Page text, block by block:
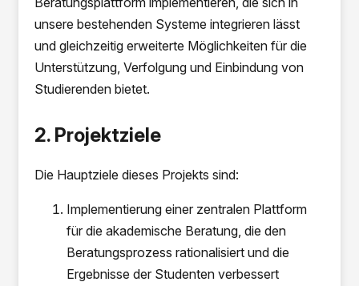
unsere bestehenden Systeme integrieren lässt
und gleichzeitig erweiterte Möglichkeiten für die
Unterstützung, Verfolgung und Einbindung von
Studierenden bietet.
2. Projektziele
Die Hauptziele dieses Projekts sind:
Implementierung einer zentralen Plattform
für die akademische Beratung, die den
Beratungsprozess rationalisiert und die
Ergebnisse der Studenten verbessert